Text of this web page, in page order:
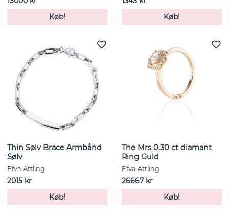
Køb!
Køb!
Thin Sølv Brace Armbånd
Sølv
Efva Attling
2015 kr
Køb!
The Mrs 0.30 ct diamant
Ring Guld
Efva Attling
26667 kr
Køb!